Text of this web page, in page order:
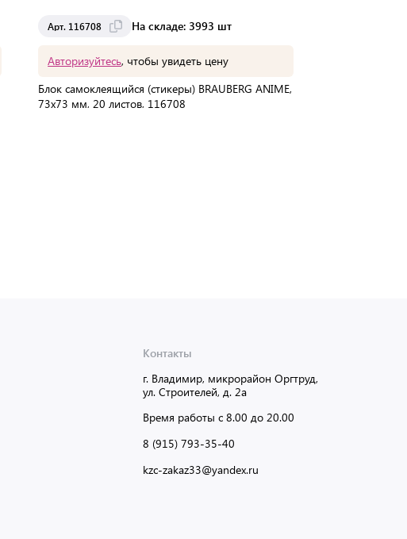
Арт. 116708 На складе: 3993 шт
Авторизуйтесь, чтобы увидеть цену
Блок самоклеящийся (стикеры) BRAUBERG ANIME,
73х73 мм, 20 листов, 116708
Контакты
г. Владимир, микрорайон Оргтруд,
ул. Строителей, д. 2а
Время работы с 8.00 до 20.00
8 (915) 793-35-40
kzc-zakaz33@yandex.ru